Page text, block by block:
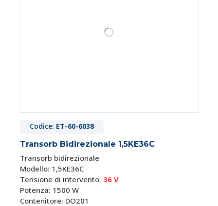
Codice: ET-60-6038
Transorb Bidirezionale 1,5KE36C
Transorb bidirezionale
Modello: 1,5KE36C
Tensione di intervento: 36 V
Potenza: 1500 W
Contenitore: DO201